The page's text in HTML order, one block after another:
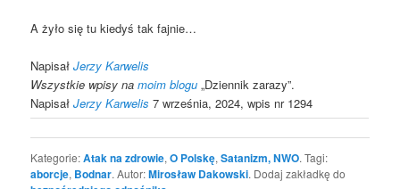
A żyło się tu kiedyś tak fajnie…
NapisałJerzy Karwelis
Wszystkie wpisy namoim blogu „Dziennik zarazy”.
NapisałJerzy Karwelis 7 września, 2024, wpis nr 1294
Kategorie:Atak na zdrowie,O Polskę,Satanizm, NWO. Tagi:
aborcje, Bodnar. Autor:Mirosław Dakowski. Dodaj zakładkę do